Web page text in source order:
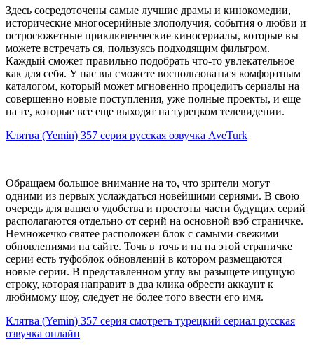
Здесь сосредоточены самые лучшие драмы и кинокомедии,
исторические многосерийные злополучия, события о любви и
остросюжетные приключенческие киносериалы, которые вы
можете встречать ся, пользуясь подходящим фильтром.
Каждый сможет правильно подобрать что-то увлекательное
как для себя. У нас вы сможете воспользоваться комфортным
каталогом, который может мгновенно процедить сериалы на
совершенно новые поступления, уже полные проекты, и еще
на те, которые все еще выходят на турецком телевидении.
Клятва (Yemin) 357 серия русская озвучка AveTurk
Обращаем большое внимание на то, что зрители могут
одними из первых услаждаться новейшими сериями. В свою
очередь для вашего удобства и простоты части будущих серий
располагаются отдельно от серий на основной вэб страничке.
Немножечко святее расположен блок с самыми свежими
обновлениями на сайте. Точь в точь и на на этой страничке
серии есть туфоблок обновлений в котором размещаются
новые серии. В представленном углу вы разыщете ищущую
строку, которая направит в два клика обрести аккаунт к
любимому шоу, следует не более того ввести его имя.
Клятва (Yemin) 357 серия смотреть турецкий сериал русская
озвучка онлайн